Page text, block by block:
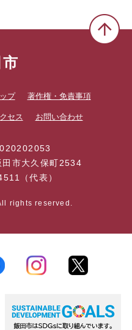
プ 著作権・免責事項
セス お問い合わせ
市大久保町2534
（代表）
rights reserved.